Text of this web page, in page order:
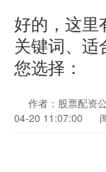
好的，这里
关键词、
您选择：
作者：股票配资
04-20 11:07:00